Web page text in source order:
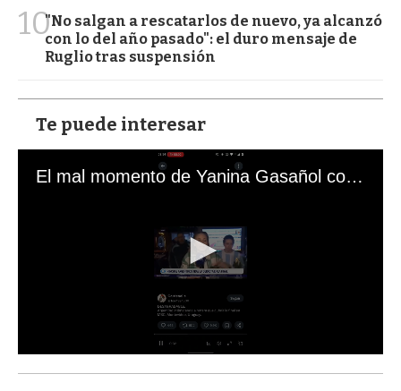
10"No salgan a rescatarlos de nuevo, ya alcanzó
con lo del año pasado": el duro mensaje de
Ruglio tras suspensión
Te puede interesar
El mal momento de Yanina Gasañol con un hincha argentino en "Subrayado"
s